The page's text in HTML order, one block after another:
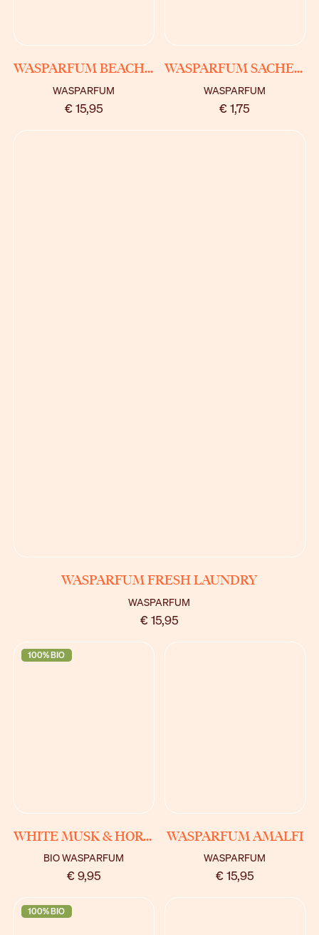
WASPARFUM
€ 15,95
WASPARFUM BEACHY BREEZE
WASPARFUM
€ 1,75
WASPARFUM SACHETS
WASPARFUM
€ 15,95
WASPARFUM FRESH LAUNDRY
100% BIO
BIO WASPARFUM
€ 9,95
WHITE MUSK & HORTENSIA
WASPARFUM
€ 15,95
WASPARFUM AMALFI
100% BIO